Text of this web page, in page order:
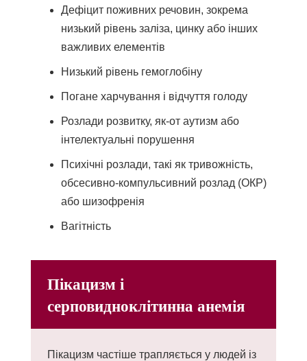
Дефіцит поживних речовин, зокрема
низький рівень заліза, цинку або інших
важливих елементів
Низький рівень гемоглобіну
Погане харчування і відчуття голоду
Розлади розвитку, як-от аутизм або
інтелектуальні порушення
Психічні розлади, такі як тривожність,
обсесивно-компульсивний розлад (ОКР)
або шизофренія
Вагітність
Пікацизм і
серповидноклітинна анемія
Пікацизм частіше трапляється у людей із